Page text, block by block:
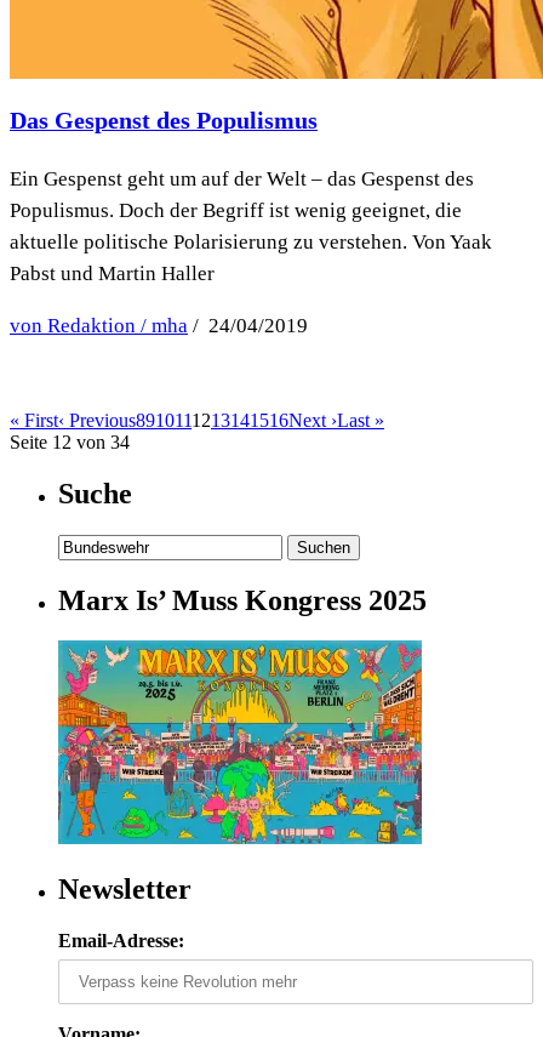
Das Gespenst des Populismus
Ein Gespenst geht um auf der Welt – das Gespenst des
Populismus. Doch der Begriff ist wenig geeignet, die
aktuelle politische Polarisierung zu verstehen. Von Yaak
Pabst und Martin Haller
von Redaktion / mha / 24/04/2019
« First‹ Previous8910111213141516Next ›Last »
Seite 12 von 34
Suche
Suchen
nach:
Marx Is’ Muss Kongress 2025
Newsletter
Email-Adresse: